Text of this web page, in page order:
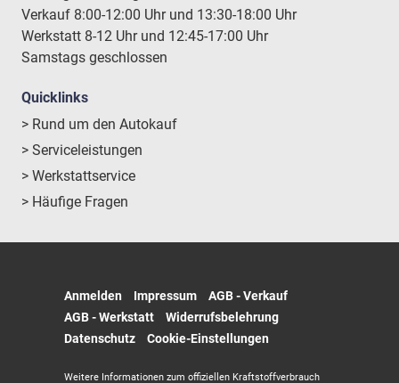
Verkauf 8:00-12:00 Uhr und 13:30-18:00 Uhr
Werkstatt 8-12 Uhr und 12:45-17:00 Uhr
Samstags geschlossen
Quicklinks
> Rund um den Autokauf
> Serviceleistungen
> Werkstattservice
> Häufige Fragen
Anmelden Impressum
AGB - Verkauf
AGB - Werkstatt
Widerrufsbelehrung
Datenschutz
Cookie-Einstellungen
Weitere Informationen zum offiziellen Kraftstoffverbrauch